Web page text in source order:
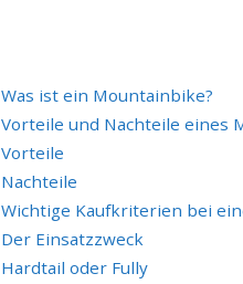
Was ist ein Mountainbike?
Vorteile und Nachteile eines
Vorteile
Nachteile
Wichtige Kaufkriterien bei
Der Einsatzzweck
Hardtail oder Fully